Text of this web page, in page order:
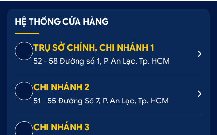
HỆ THỐNG CỬA HÀNG
TRỤ SỞ CHÍNH, CHI NHÁNH 1
52 - 58 Đường số 1, P. An Lạc, Tp. HCM
CHI NHÁNH 2
51 - 55 Đường Số 7, P. An Lạc, Tp. HCM
CHI NHÁNH 3